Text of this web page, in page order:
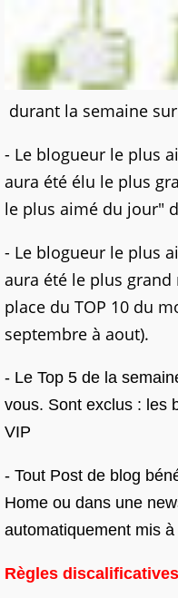
durant la semaine
- Le blogueur le plus
aura été élu le plus
le plus aimé du jour"
- Le blogueur le plus
aura été le plus
place du TOP 10 du
septembre à aout).
- Le Top 5 de la
vous. Sont exclus : les
VIP
- Tout Post de blog
Home ou dans une
automatiquement mis à
Règles